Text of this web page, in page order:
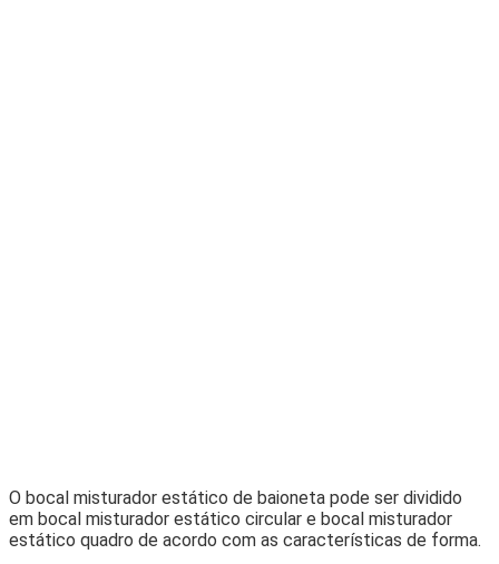
O bocal misturador estático de baioneta pode ser dividido
em bocal misturador estático circular e bocal misturador
estático quadro de acordo com as características de forma.